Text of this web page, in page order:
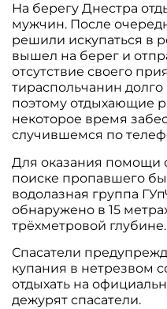
На берегу Днестра
мужчин. После
решили искупаться в
вышел на берег и
отсутствие своего
тираспольчанин
поэтому отдыхающие
некоторое время
случившемся по
Для оказания помощи
поиске пропавшего
водолазная группа
обнаружено в 15
трёхметровой глубине.
Спасатели
купания в нетрезвом
отдыхать на
дежурят спасатели.